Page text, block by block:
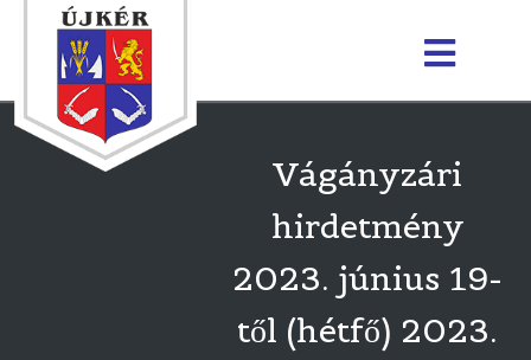
Vágányzári
hirdetmény
2023. június 19-
től (hétfő) 2023.